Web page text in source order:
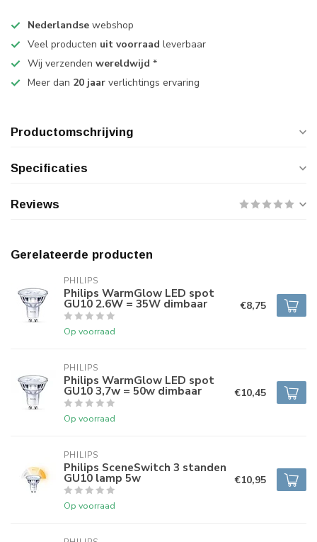
Nederlandse webshop
Veel producten uit voorraad leverbaar
Wij verzenden wereldwijd *
Meer dan 20 jaar verlichtings ervaring
Productomschrijving
Specificaties
Reviews
Gerelateerde producten
PHILIPS
Philips WarmGlow LED spot
GU10 2.6W = 35W dimbaar
Op voorraad
€8,75
PHILIPS
Philips WarmGlow LED spot
GU10 3,7w = 50w dimbaar
Op voorraad
€10,45
PHILIPS
Philips SceneSwitch 3 standen
GU10 lamp 5w
Op voorraad
€10,95